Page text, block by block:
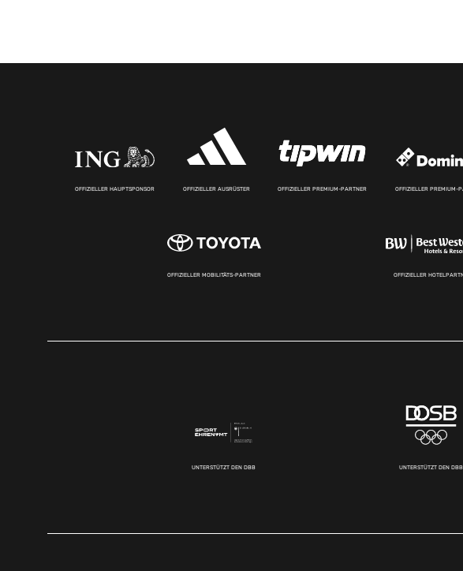
OFFIZIELLER HAUPTSPONSOR OFFIZIELLER AUSRÜSTER OFFIZIELLER PREMIUM-PARTNER OFFIZIELLER PREMIUM-
OFFIZIELLER MOBILITÄTS-PARTNER OFFIZIELLER
UNTERSTÜTZT DEN DBB UNTERSTÜTZT DEN DBB